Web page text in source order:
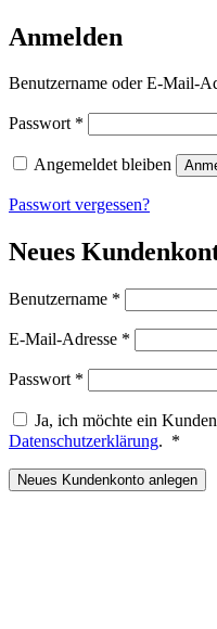
Anmelden
Benutzername oder E-Mail-
Passwort *
Angemeldet bleiben
Passwort vergessen?
Neues
Benutzername *
E-Mail-Adresse *
Passwort *
Ja, ich möchte ein
Datenschutzerklärung. *
Neues Kundenkonto anlegen